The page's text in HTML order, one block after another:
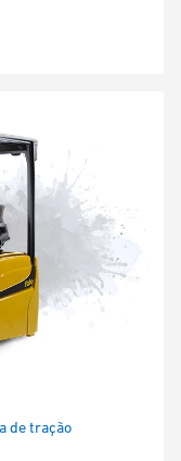
de tração